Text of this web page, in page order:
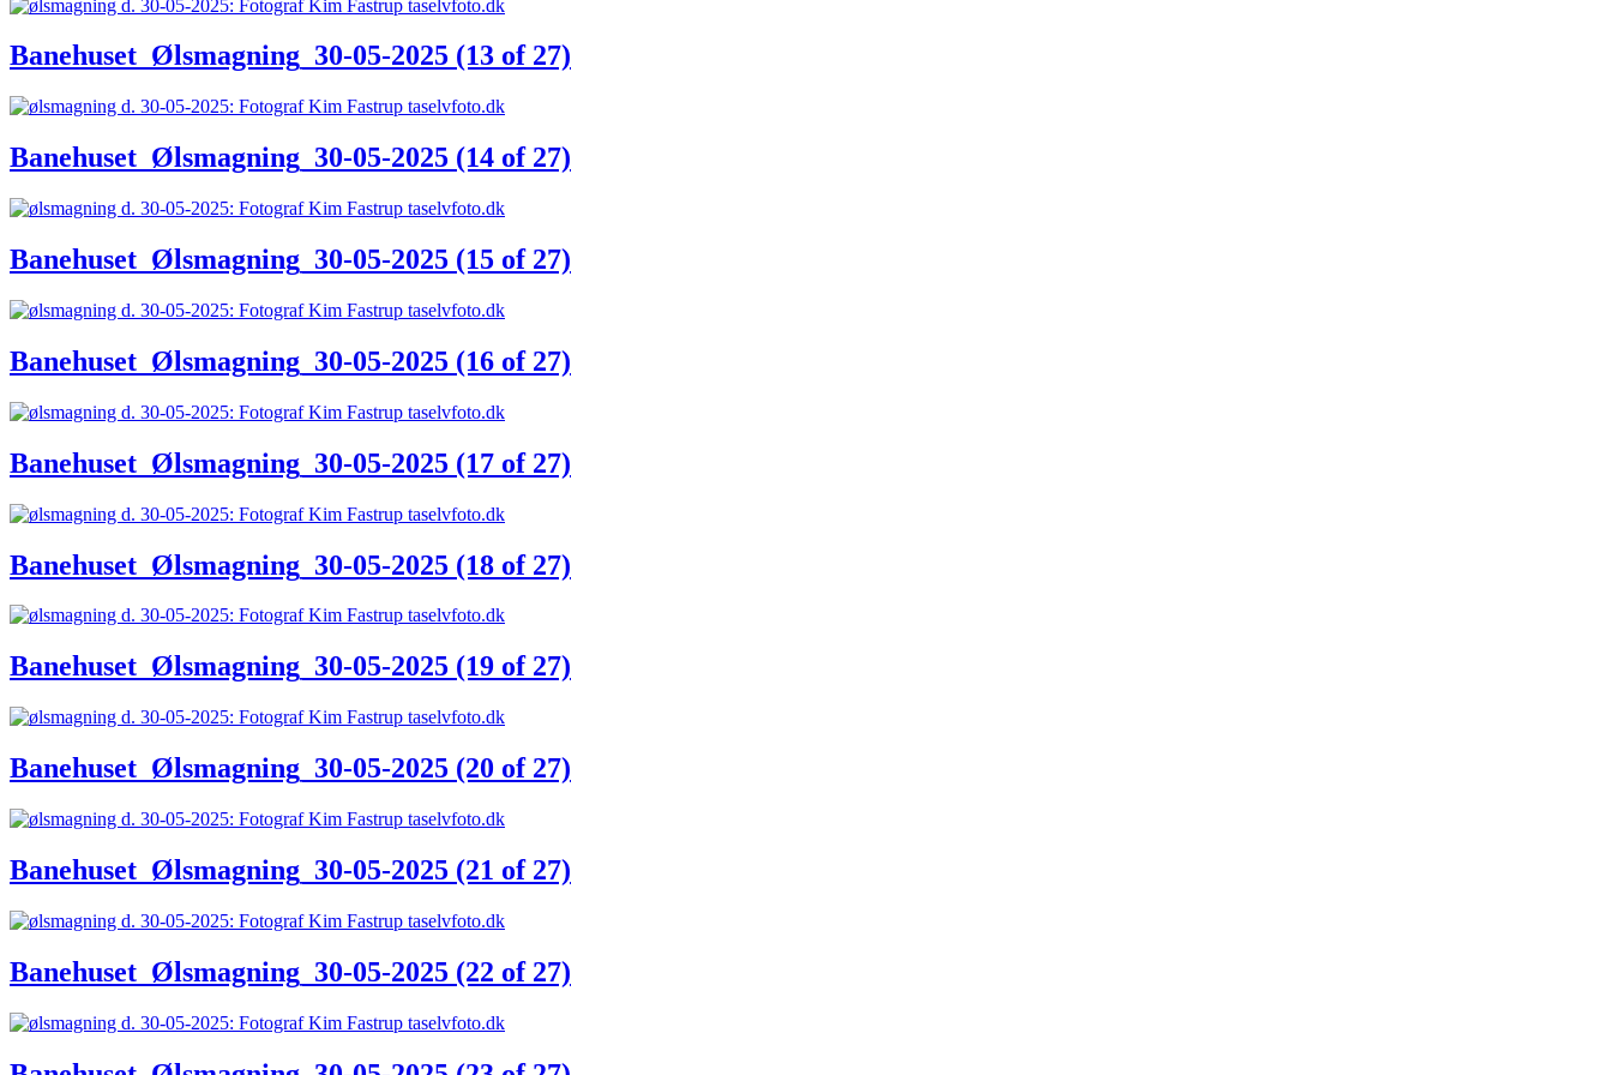
Banehuset_Ølsmagning_30-05-2025 (13 of 27)
Banehuset_Ølsmagning_30-05-2025 (14 of 27)
Banehuset_Ølsmagning_30-05-2025 (15 of 27)
Banehuset_Ølsmagning_30-05-2025 (16 of 27)
Banehuset_Ølsmagning_30-05-2025 (17 of 27)
Banehuset_Ølsmagning_30-05-2025 (18 of 27)
Banehuset_Ølsmagning_30-05-2025 (19 of 27)
Banehuset_Ølsmagning_30-05-2025 (20 of 27)
Banehuset_Ølsmagning_30-05-2025 (21 of 27)
Banehuset_Ølsmagning_30-05-2025 (22 of 27)